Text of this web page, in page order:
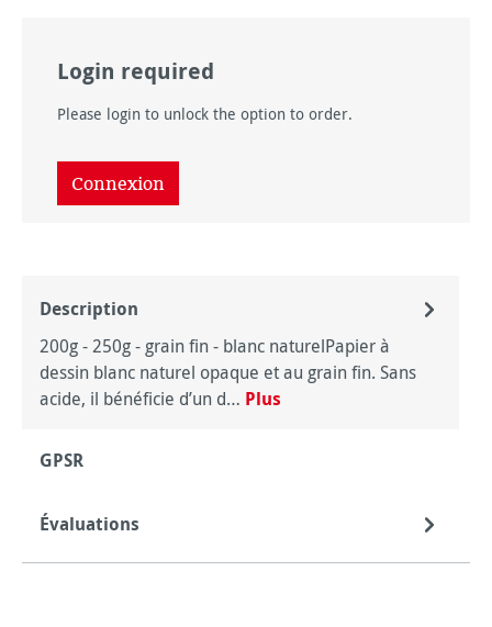
Login required
Please login to unlock the option to order.
Connexion
Description
200g - 250g - grain fin - blanc naturelPapier à
dessin blanc naturel opaque et au grain fin. Sans
acide, il bénéficie d’un d… Plus
GPSR
Évaluations